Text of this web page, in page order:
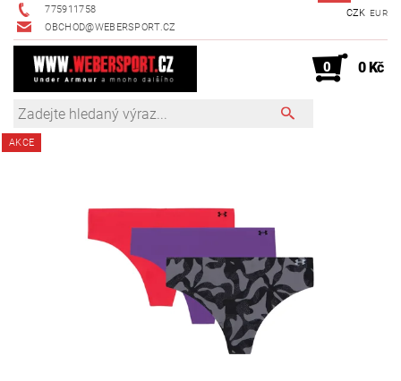
775911758
OBCHOD@WEBERSPORT.CZ
CZK EUR
0 0 Kč
AKCE